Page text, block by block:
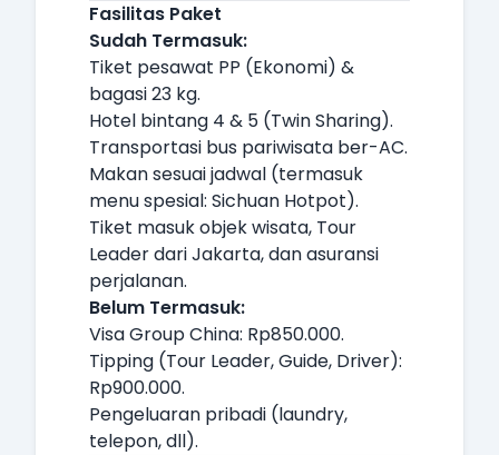
Fasilitas Paket
Sudah Termasuk:
Tiket pesawat PP (Ekonomi) &
bagasi 23 kg.
Hotel bintang 4 & 5 (Twin Sharing).
Transportasi bus pariwisata ber-AC.
Makan sesuai jadwal (termasuk
menu spesial: Sichuan Hotpot).
Tiket masuk objek wisata, Tour
Leader dari Jakarta, dan asuransi
perjalanan.
Belum Termasuk:
Visa Group China: Rp850.000.
Tipping (Tour Leader, Guide, Driver):
Rp900.000.
Pengeluaran pribadi (laundry,
telepon, dll).